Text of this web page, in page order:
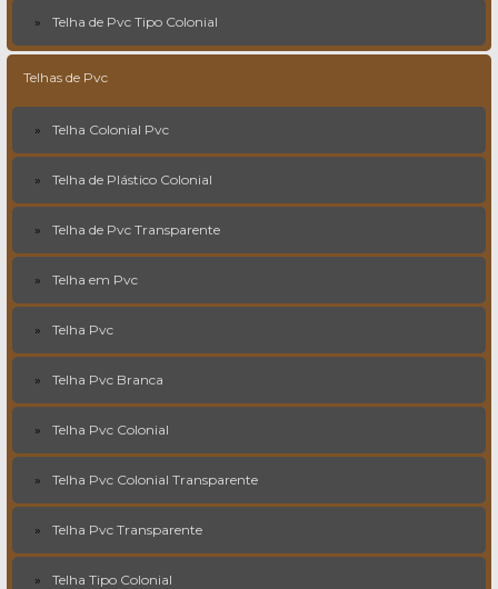
Telha de Pvc Tipo Colonial
Telhas de Pvc
Telha Colonial Pvc
Telha de Plástico Colonial
Telha de Pvc Transparente
Telha em Pvc
Telha Pvc
Telha Pvc Branca
Telha Pvc Colonial
Telha Pvc Colonial Transparente
Telha Pvc Transparente
Telha Tipo Colonial